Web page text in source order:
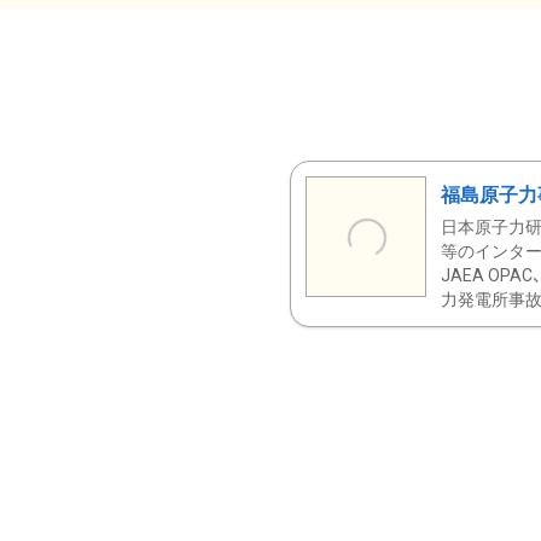
福島原子
日本原子力
等のインタ
JAEA OPAC
力発電所事